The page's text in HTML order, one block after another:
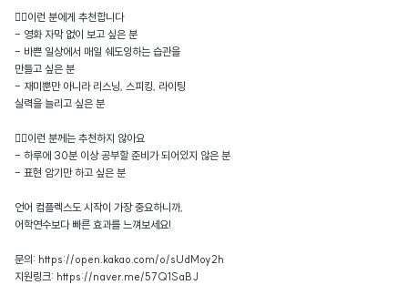
🙆‍♀️이런 분에게 추천합니다
- 영화 자막 없이 보고 싶은 분
- 바쁜 일상에서 매일 쉐도잉하는 습관을
만들고 싶은 분
- 재미뿐만 아니라 리스닝, 스피킹, 라이팅
실력을 늘리고 싶은 분
🙅‍♀️이런 분께는 추천하지 않아요
- 하루에 30분 이상 공부할 준비가 되어있지 않은 분
- 표현 암기만 하고 싶은 분
언어 컴플렉스도 시작이 가장 중요하니까,
어학연수보다 빠른 효과를 느껴보세요!
문의: https://open.kakao.com/o/sUdMoy2h
지원링크: https://naver.me/57Q1SaBJ